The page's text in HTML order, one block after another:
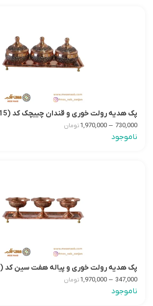
پک هدیه رولت خوری و قندان چییچک کد (H15)
730,000
–
1,970,000تومان
ناموجود
پک هدیه رولت خوری و پیاله هفت سین کد (H14)
347,000
–
1,970,000تومان
ناموجود